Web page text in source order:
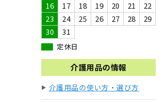
16
17 18 19 20 21
22
23
24 25 26 27 28
29
30
31
定休日
介護用品の情報
介護用品の使い方・選び方